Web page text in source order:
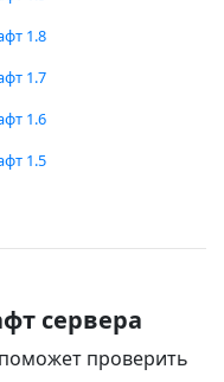
1.8
1.7
1.6
1.5
сервера
поможет проверить